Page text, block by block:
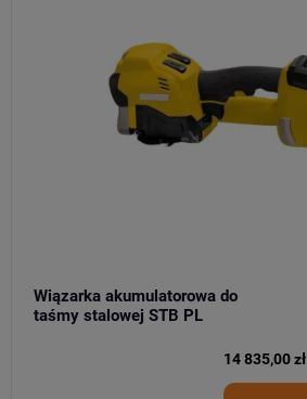
Wiązarka akumulatorowa do
taśmy stalowej STB PL
14 835,00 zł